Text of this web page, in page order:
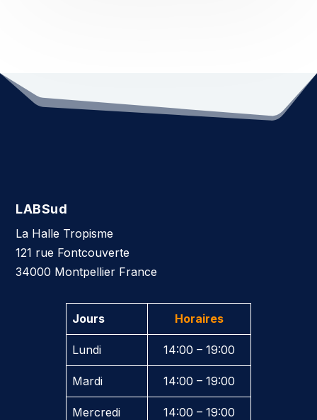
LABSud
La Halle Tropisme
121 rue Fontcouverte
34000 Montpellier France
Jours Horaires
Lundi 14:00 – 19:00
Mardi 14:00 – 19:00
Mercredi 14:00 – 19:00